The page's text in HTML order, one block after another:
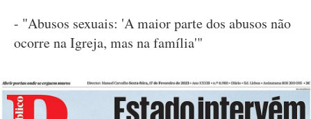
- "Abusos sexuais: 'A maior parte dos abusos não
ocorre na Igreja, mas na família'"